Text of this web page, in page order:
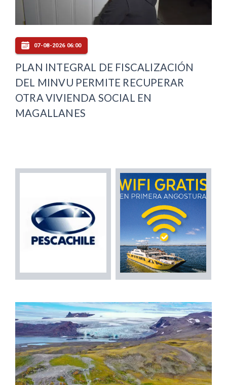
07-08-2026 06:00
PLAN INTEGRAL DE FISCALIZACIÓN
DEL MINVU PERMITE RECUPERAR
OTRA VIVIENDA SOCIAL EN
MAGALLANES